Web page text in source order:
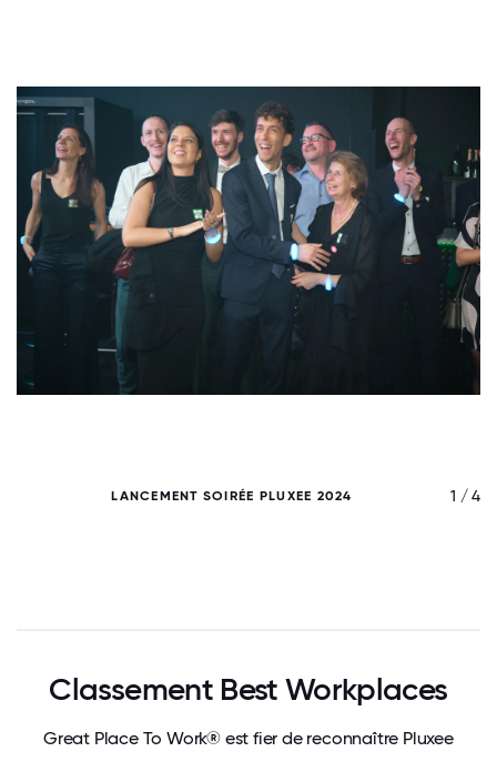
LANCEMENT SOIRÉE PLUXEE 2024 1 / 4
Classement Best Workplaces
Great Place To Work® est fier de reconnaître Pluxee